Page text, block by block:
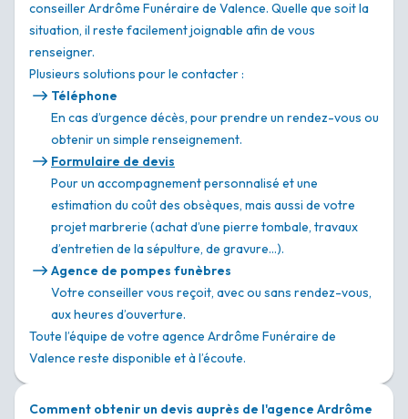
conseiller Ardrôme Funéraire de Valence. Quelle que soit la
situation, il reste facilement joignable afin de vous
renseigner.
Plusieurs solutions pour le contacter :
Téléphone
En cas d’urgence décès, pour prendre un rendez-vous ou
obtenir un simple renseignement.
Formulaire de devis
Pour un accompagnement personnalisé et une
estimation du coût des obsèques, mais aussi de votre
projet marbrerie (achat d’une pierre tombale, travaux
d’entretien de la sépulture, de gravure…).
Agence de pompes funèbres
Votre conseiller vous reçoit, avec ou sans rendez-vous,
aux heures d’ouverture.
Toute l’équipe de votre agence Ardrôme Funéraire de
Valence reste disponible et à l’écoute.
Comment obtenir un devis auprès de l'agence Ardrôme